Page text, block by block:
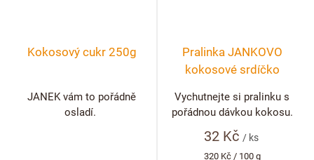
Kokosový cukr 250g
JANEK vám to pořádně
osladí.
Pralinka JANKOVO
kokosové srdíčko
32 Kč / ks
Měrná
320 Kč / 100 g
Vychutnejte si pralinku s
pořádnou dávkou kokosu.